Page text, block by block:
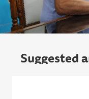
Suggested